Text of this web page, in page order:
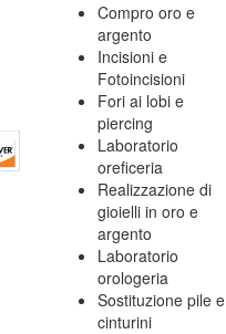
Compro oro e
argento
Incisioni e
Fotoincisioni
Fori ai lobi e
piercing
Laboratorio
oreficeria
Realizzazione di
gioielli in oro e
argento
Laboratorio
orologeria
Sostituzione pile e
cinturini